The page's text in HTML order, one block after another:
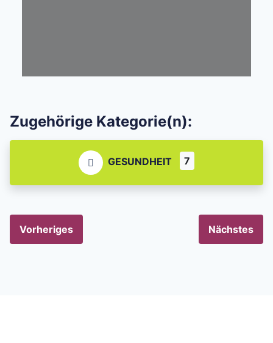
Zugehörige Kategorie(n):
GESUNDHEIT 7
Vorheriges Nächstes